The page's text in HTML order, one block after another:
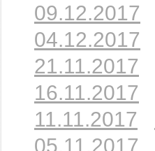
09.12.2017
04.12.2017
21.11.2017
16.11.2017
11.11.2017
05.11.2017